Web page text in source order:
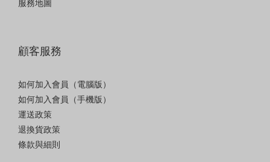
服務地圖
顧客服務
如何加入會員（電腦版）
如何加入會員（手機版）
運送政策
退換貨政策
條款與細則